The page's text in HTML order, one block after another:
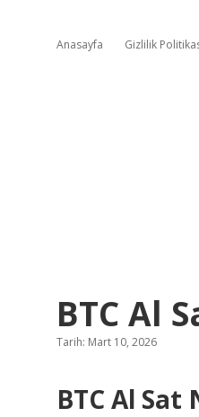
Anasayfa Gizlilik
BTC Al
Tarih: Mart 10, 2026
BTC Al Sat